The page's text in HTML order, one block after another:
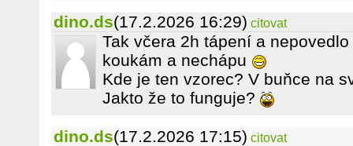
dino.ds(17.2.2026 16:29) citovat
Tak včera 2h tápení a
koukám a nechápu
Kde je ten vzorec? V buňce na
Jakto že to funguje?
dino.ds(17.2.2026 17:15) citovat